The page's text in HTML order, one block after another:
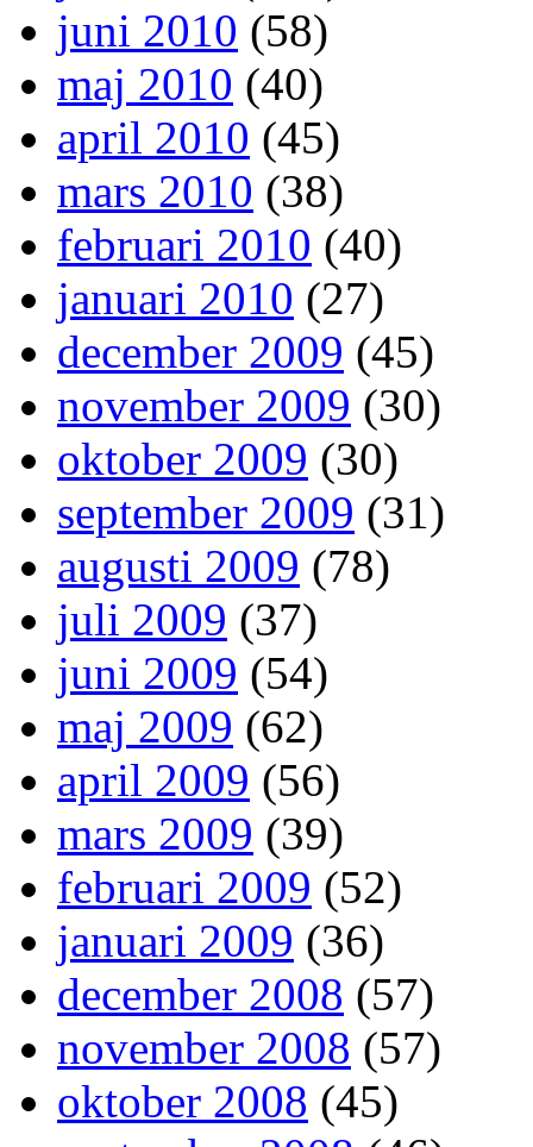
juni 2010 (58)
maj 2010 (40)
april 2010 (45)
mars 2010 (38)
februari 2010 (40)
januari 2010 (27)
december 2009 (45)
november 2009 (30)
oktober 2009 (30)
september 2009 (31)
augusti 2009 (78)
juli 2009 (37)
juni 2009 (54)
maj 2009 (62)
april 2009 (56)
mars 2009 (39)
februari 2009 (52)
januari 2009 (36)
december 2008 (57)
november 2008 (57)
oktober 2008 (45)